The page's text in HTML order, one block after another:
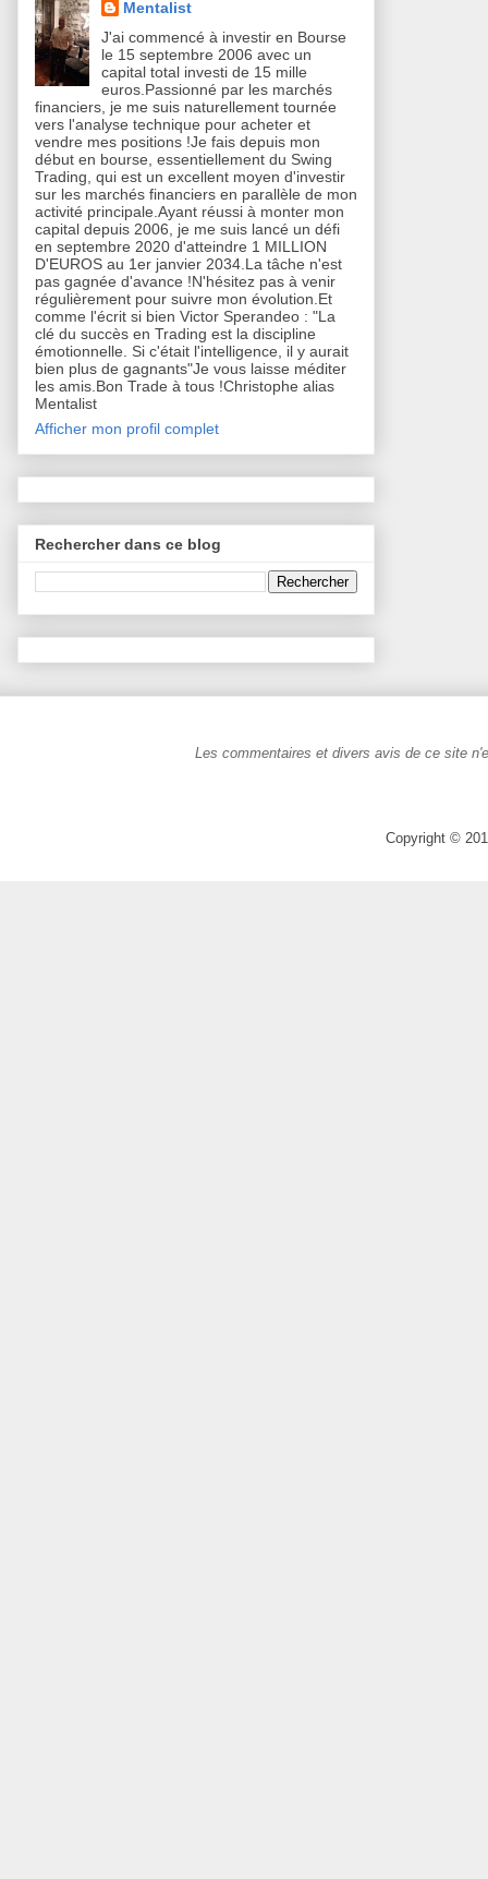
Mentalist
J'ai commencé à investir en Bourse
le 15 septembre 2006 avec un
capital total investi de 15 mille
euros.Passionné par les marchés
financiers, je me suis naturellement tournée
vers l'analyse technique pour acheter et
vendre mes positions !Je fais depuis mon
début en bourse, essentiellement du Swing
Trading, qui est un excellent moyen d'investir
sur les marchés financiers en parallèle de mon
activité principale.Ayant réussi à monter mon
capital depuis 2006, je me suis lancé un défi
en septembre 2020 d'atteindre 1 MILLION
D'EUROS au 1er janvier 2034.La tâche n'est
pas gagnée d'avance !N'hésitez pas à venir
régulièrement pour suivre mon évolution.Et
comme l'écrit si bien Victor Sperandeo : "La
clé du succès en Trading est la discipline
émotionnelle. Si c'était l'intelligence, il y aurait
bien plus de gagnants"Je vous laisse méditer
les amis.Bon Trade à tous !Christophe alias
Mentalist
Afficher mon profil complet
Rechercher dans ce blog
Les commentaires et divers avis de ce site
Copyright ©